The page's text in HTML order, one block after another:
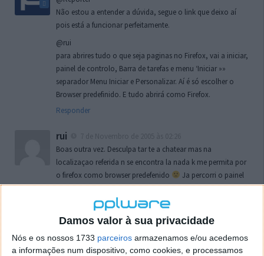
Damos valor à sua privacidade
Nós e os nossos 1733 parceiros armazenamos e/ou acedemos
a informações num dispositivo, como cookies, e processamos
Não estou a entender a dúvida, segue o link que deixo aí
pois está a funcionar perfeitamente.
@rui
para abrires tudo o que seja paginas no Firefox, vai a iniciar,
painel de controlo, Barra de tarefas e menu ‘Iniciar »»
separador Menu Iniciar e Personalizar. Aí é só escolher o
Browser predefinido. E tudo abrirá como Firefox.
Responder
rui
Boas outra vez. Desculpa tar te a chatear mas na
localizaçao referida n se encontra la nada k me permita por
o firefox como browser predefenido
Ja percorri o painel
de control tudo e nada. Tou a comecar a desesperar, ate ja
tentei apagar o explorer na tentativa de forçar o uso do
firefox mas em vao. Kaso te lembres de outra dica fico
agradecido, caso contrario obrigado a mesma
Responder